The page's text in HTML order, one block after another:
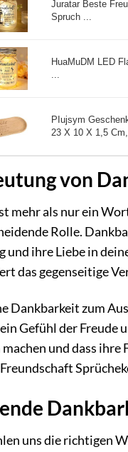
Juratar Beste
Spruch ...
HuaMuDM LED
...
PIujsym
23 X 10 X 1,5
von
mehr als nur ein
Rolle.
und ihre Liebe in
das gegenseitige
Dankbarkeit zum
Gefühl der Freude
machen und dass
uns die richtigen